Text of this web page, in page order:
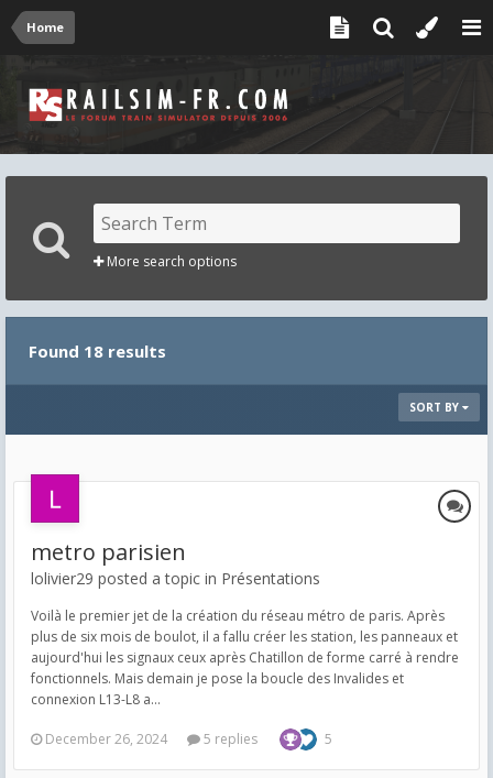
Home
More search options
Found 18 results
SORT BY
metro parisien
lolivier29 posted a topic in Présentations
Voilà le premier jet de la création du réseau métro de paris. Après
plus de six mois de boulot, il a fallu créer les station, les panneaux et
aujourd'hui les signaux ceux après Chatillon de forme carré à rendre
fonctionnels. Mais demain je pose la boucle des Invalides et
connexion L13-L8 a...
December 26, 2024 5 replies 5